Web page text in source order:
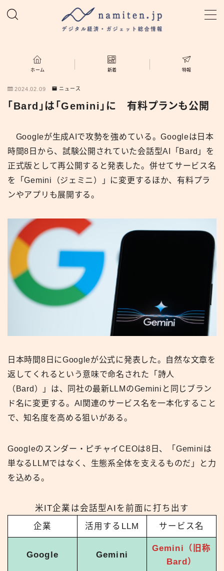
ホーム
namiten.jp
ホーム 新着 特報
2024.02.09 ニュース
「Bard」は「Gemini」に 有料プランも公開
Googleが生成AIで攻勢を強めている。Googleは日本
時間8日から、試験公開されていた会話型AI「Bard」を
正式版として再公開すると発表した。併せてサービス名
を「Gemini（ジェミニ）」に変更するほか、有料プラ
ンやアプリも展開する。
日本時間8日にGoogleが公式に発表した。自然な文章を
返してくれるという意味で命名された「詩人
（Bard）」は、同社の最新LLMのGeminiと同じブラン
ド名に変更する。AI関連のサービス名を一本化すること
で、知名度を高める狙いがある。
Googleのスンダー・ピチャイCEOは8日、「Geminiは
単なるLLMではなく、生態系全体を支えるものだ」と力
を込める。
米IT企業は会話型AIを前面に打ち出す
企業
活用するLLM サービス名
Google Gemini
Gemini（旧称
Bard）